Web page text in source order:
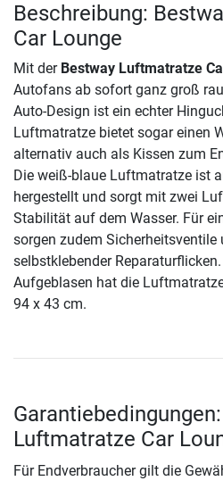
Beschreibung:
Car Lounge
Mit der Bestway Luftmatratze
Autofans ab sofort ganz groß
Auto-Design ist ein echter
Luftmatratze bietet sogar einen
alternativ auch als Kissen zum
Die weiß-blaue Luftmatratze ist
hergestellt und sorgt mit zwei
Stabilität auf dem Wasser. Für
sorgen zudem
selbstklebender Reparaturflicken.
Aufgeblasen hat die
94 x 43 cm.
Luftmatratze Car
Für Endverbraucher gilt die